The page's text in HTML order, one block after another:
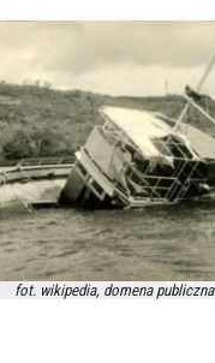
fot. wikipedia, domena publiczna